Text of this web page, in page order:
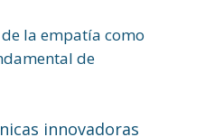
la empatía como
de
innovadoras